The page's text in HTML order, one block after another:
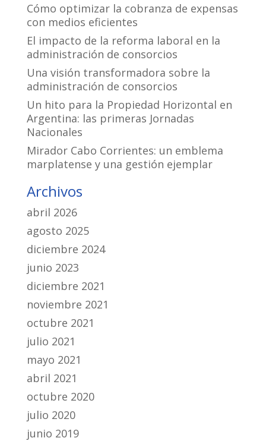
Cómo optimizar la cobranza de expensas
con medios eficientes
El impacto de la reforma laboral en la
administración de consorcios
Una visión transformadora sobre la
administración de consorcios
Un hito para la Propiedad Horizontal en
Argentina: las primeras Jornadas
Nacionales
Mirador Cabo Corrientes: un emblema
marplatense y una gestión ejemplar
Archivos
abril 2026
agosto 2025
diciembre 2024
junio 2023
diciembre 2021
noviembre 2021
octubre 2021
julio 2021
mayo 2021
abril 2021
octubre 2020
julio 2020
junio 2019